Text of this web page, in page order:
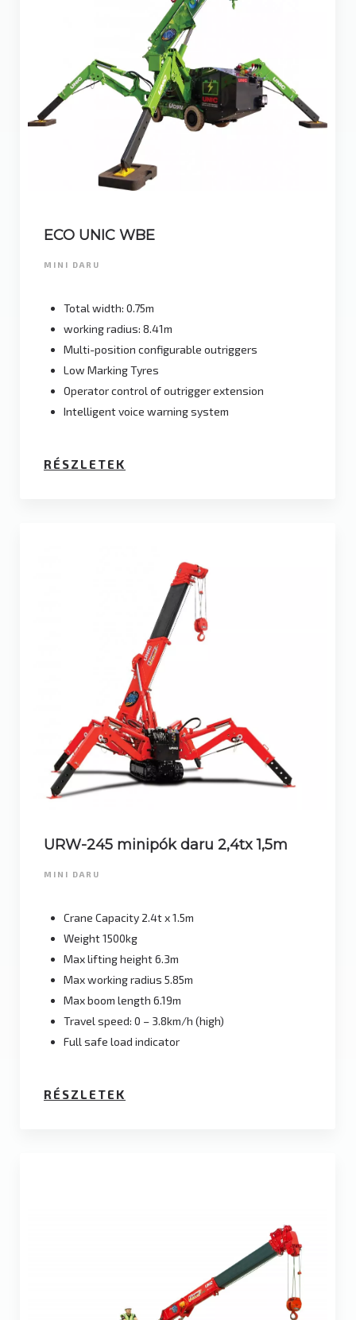
ECO UNIC WBE
MINI DARU
Total width: 0.75m
working radius: 8.41m
Multi-position configurable outriggers
Low Marking Tyres
Operator control of outrigger extension
Intelligent voice warning system
RÉSZLETEK
URW-245 minipók daru 2,4tx 1,5m
MINI DARU
Crane Capacity 2.4t x 1.5m
Weight 1500kg
Max lifting height 6.3m
Max working radius 5.85m
Max boom length 6.19m
Travel speed: 0 – 3.8km/h (high)
Full safe load indicator
RÉSZLETEK